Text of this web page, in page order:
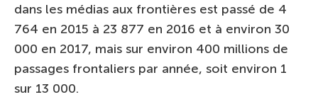
dans les médias aux frontières est passé de 4
764 en 2015 à 23 877 en 2016 et à environ 30
000 en 2017, mais sur environ 400 millions de
passages frontaliers par année, soit environ 1
sur 13 000.